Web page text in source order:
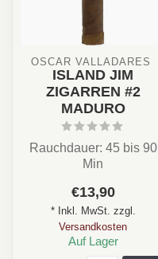
OSCAR VALLADARES
ISLAND JIM
ZIGARREN #2
MADURO
Rauchdauer: 45 bis 90
Min
Format: Torpedo
Deckblattsorte: Madur...
€13,90
* Inkl. MwSt. zzgl.
Versandkosten
Auf Lager